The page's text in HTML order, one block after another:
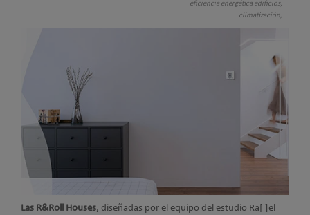
eficiencia energética edificios,
climatización,
Las R&Roll Houses, diseñadas por el equipo del estudio Ra[ ]el